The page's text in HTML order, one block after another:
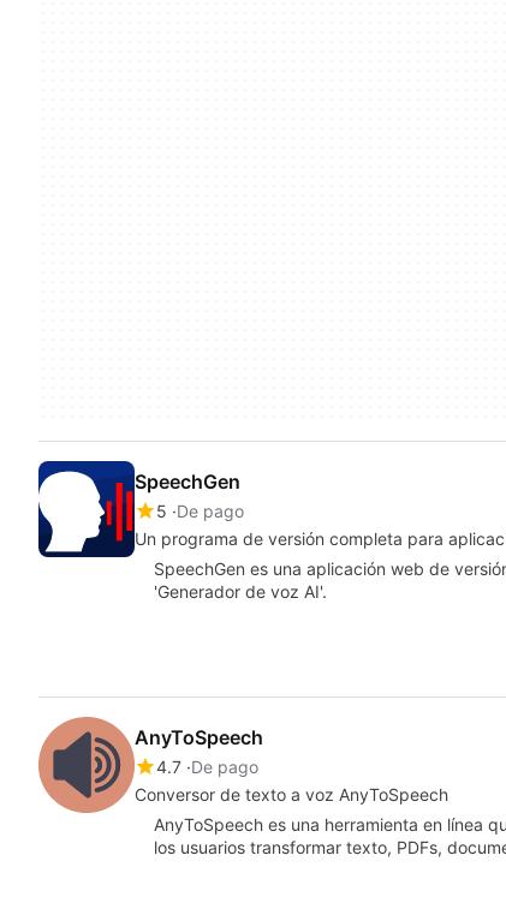
SpeechGen
5 De pago
Un programa de versión completa para
SpeechGen es una aplicación web de
'Generador de voz AI'.
AnyToSpeech
4.7 De pago
Conversor de texto a voz AnyToSpeech
AnyToSpeech es una herramienta en línea
los usuarios transformar texto, PDFs,